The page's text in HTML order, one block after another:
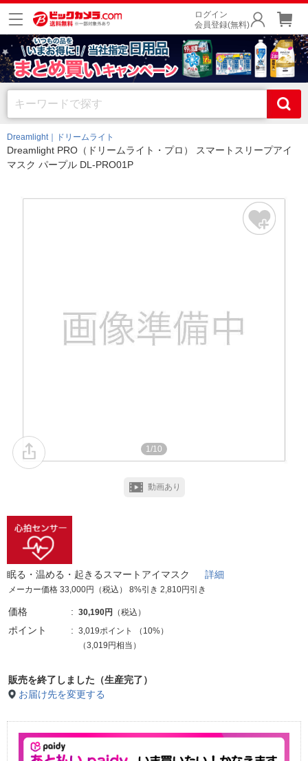
ログイン
会員登録(無料)
Dreamlight｜ドリームライト
Dreamlight PRO（ドリームライト・プロ） スマートスリープアイ
マスク パープル DL-PRO01P
1/10
動画あり
眠る・温める・起きるスマートアイマスク 詳細
メーカー価格 33,000円（税込） 8%引き 2,810円引き
価格 30,190円 （税込）
ポイント 3,019ポイント （ 10%）
（3,019円相当）
販売を終了しました（生産完了）
お届け先を変更する